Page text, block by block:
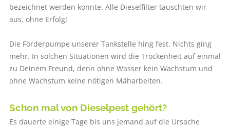
bezeichnet werden konnte. Alle Dieselfilter tauschten wir
aus, ohne Erfolg!
Die Förderpumpe unserer Tankstelle hing fest. Nichts ging
mehr. In solchen Situationen wird die Trockenheit auf einmal
zu Deinem Freund, denn ohne Wasser kein Wachstum und
ohne Wachstum keine nötigen Mäharbeiten.
Schon mal von ­Dieselpest gehört?
Es dauerte einige Tage bis uns jemand auf die Ursache